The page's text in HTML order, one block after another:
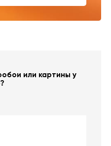
или картины у